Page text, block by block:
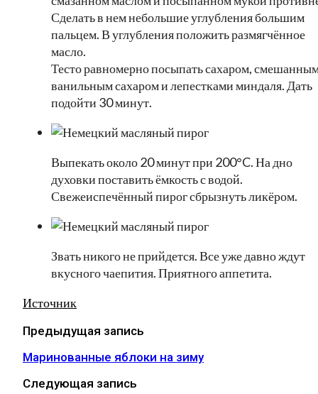
Сделать в нем небольшие углубления большим
пальцем. В углубления положить размягчённое
масло.
Тесто равномерно посыпать сахаром,
ванильным сахаром и лепестками миндаля. Дать
подойти 30 минут.
Выпекать около 20 минут при 200°C. На дно
духовки поставить ёмкость с водой.
Свежеиспечённый пирог сбрызнуть ликёром.
Звать никого не прийдется. Все уже давно ждут
вкусного чаепития. Приятного аппетита.
Источник
Предыдущая запись
Маринованные яблоки на зиму
Следующая запись